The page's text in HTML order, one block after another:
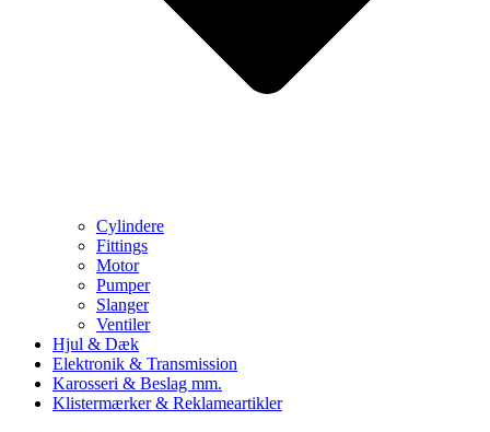
Cylindere
Fittings
Motor
Pumper
Slanger
Ventiler
Hjul & Dæk
Elektronik & Transmission
Karosseri & Beslag mm.
Klistermærker & Reklameartikler